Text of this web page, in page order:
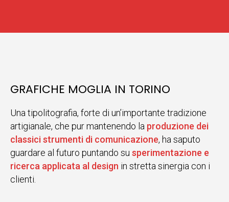
GRAFICHE MOGLIA IN TORINO
Una tipolitografia, forte di un’importante tradizione
artigianale, che pur mantenendo la produzione dei
classici strumenti di comunicazione, ha saputo
guardare al futuro puntando su sperimentazione e
ricerca applicata al design in stretta sinergia con i
clienti.